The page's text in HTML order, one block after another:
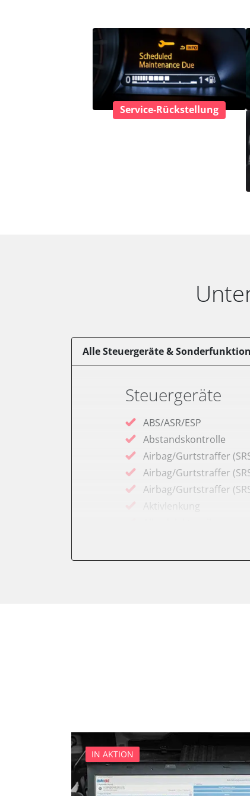
Service-Rückstellung
Alle Steuergeräte &
Steuergeräte
ABS/ASR/ESP
Abstandskontrolle
Airbag/Gurtstraffer
Airbag/Gurtstraffer
Airbag/Gurtstraffer
Aktivlenkung
Fernlichtassistent
Feststellbremse (EPB /
Gateway
Getriebesteuerung
IN AKTION